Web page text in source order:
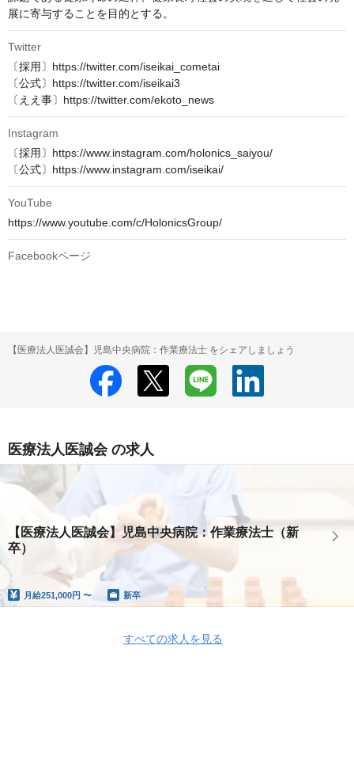
展に寄与することを目的とする。
Twitter
〔採用〕https://twitter.com/iseikai_cometai
〔公式〕https://twitter.com/iseikai3
〔ええ事〕https://twitter.com/ekoto_news
Instagram
〔採用〕https://www.instagram.com/holonics_saiyou/
〔公式〕https://www.instagram.com/iseikai/
YouTube
https://www.youtube.com/c/HolonicsGroup/
Facebookページ
【医療法人医誠会】児島中央病院：作業療法士 をシェアしましょう
医療法人医誠会 の求人
【医療法人医誠会】児島中央病院：作業療法士（新
卒）
月給251,000円 〜 新卒
すべての求人を見る